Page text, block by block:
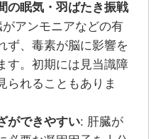
の眠気・羽ばたき振戦
がアンモニアなどの有
ず、毒素が脳に影響を
す。初期には見当識障
られることもありま
ができやすい: 肝臓が